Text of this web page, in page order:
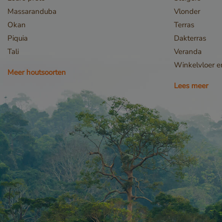
Massaranduba
Okan
Piquia
Tali
Meer houtsoorten
Vlonder
Terras
Dakterras
Veranda
Winkelvloer
Lees meer
Naam
__cf_bm
_GRECAPTCHA
Google